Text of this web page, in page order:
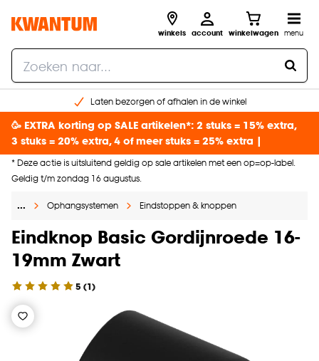
winkels account winkelwagen menu
Laten bezorgen of afhalen in de winkel
Shop online of in onze 96 winkels
Gratis raam advies en inmeten aan huis
€ 5,- korting op je volgende bestelling
🥳 EXTRA korting op SALE artikelen*: 2 stuks = 15% extra,
3 stuks = 20% extra, 4 of meer stuks = 25% extra |
* Deze actie is uitsluitend geldig op sale artikelen met een op=op-label.
Geldig t/m zondag 16 augustus.
… Ophangsystemen Eindstoppen & knoppen
Eindknop Basic Gordijnroede 16-
19mm Zwart
5 (1)